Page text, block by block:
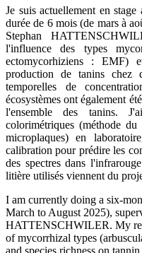
Je suis actuellement en
durée de 6 mois (de mars à
Stephan
l'influence des types
ectomycorhiziens : EMF)
production de tanins chez
temporelles de
écosystèmes ont également
l'ensemble des tanins.
colorimétriques (méthode
microplaques) en
calibration pour prédire les
des spectres dans
litière utilisés viennent du
I am currently doing a six-
March to August 2025),
HATTENSCHWILER. My
of mycorrhizal types